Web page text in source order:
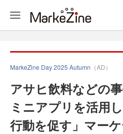
MarkeZine Day 2025 Autumn （AD）
アサヒ飲料などの
ミニアプリを活用
行動を促す」マー